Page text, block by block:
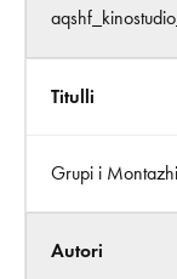
Titulli
Grupi i
Autori